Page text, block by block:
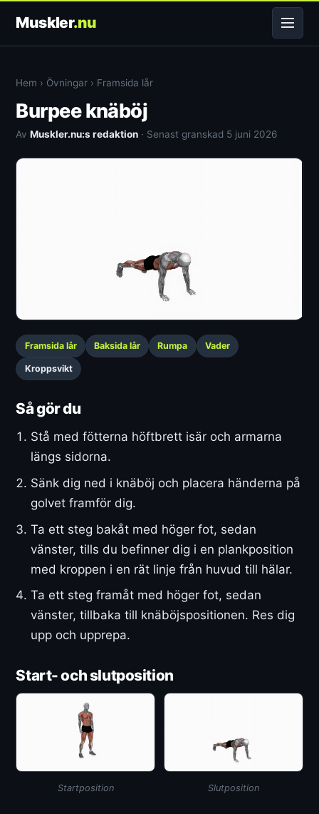
Muskler.nu
Hem › Övningar › Framsida lår
Burpee knäböj
AvMuskler.nu:s redaktion · Senast granskad 5 juni 2026
Framsida lår Baksida lår Rumpa Vader
Kroppsvikt
Så gör du
Stå med fötterna höftbrett isär och armarna
längs sidorna.
Sänk dig ned i knäböj och placera händerna på
golvet framför dig.
Ta ett steg bakåt med höger fot, sedan
vänster, tills du befinner dig i en plankposition
med kroppen i en rät linje från huvud till hälar.
Ta ett steg framåt med höger fot, sedan
vänster, tillbaka till knäböjspositionen. Res dig
upp och upprepa.
Start- och slutposition
Startposition Slutposition